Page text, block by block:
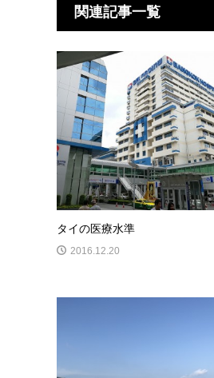
関連記事一覧
タイの医療水準
2016.12.20